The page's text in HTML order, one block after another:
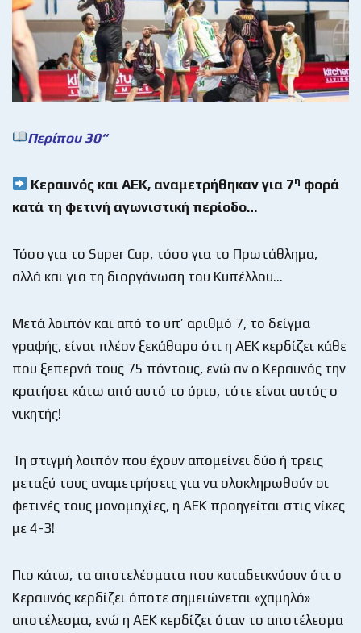
Περίπου 30“
Κεραυνός και ΑΕΚ, αναμετρήθηκαν για 7η φορά
κατά τη φετινή αγωνιστική περίοδο…
Τόσο για το Super Cup, τόσο για το Πρωτάθλημα,
αλλά και για τη διοργάνωση του Κυπέλλου…
Μετά λοιπόν και από το υπ’ αριθμό 7, το δείγμα
γραφής, είναι πλέον ξεκάθαρο ότι η ΑΕΚ κερδίζει κάθε
που ξεπερνά τους 75 πόντους, ενώ αν ο Κεραυνός την
κρατήσει κάτω από αυτό το όριο, τότε είναι αυτός ο
νικητής!
Τη στιγμή λοιπόν που έχουν απομείνει δύο ή τρεις
μεταξύ τους αναμετρήσεις για να ολοκληρωθούν οι
φετινές τους μονομαχίες, η ΑΕΚ προηγείται στις νίκες
με 4-3!
Πιο κάτω, τα αποτελέσματα που καταδεικνύουν ότι ο
Κεραυνός κερδίζει όποτε σημειώνεται «χαμηλό»
αποτέλεσμα, ενώ η ΑΕΚ κερδίζει όταν το αποτέλεσμα